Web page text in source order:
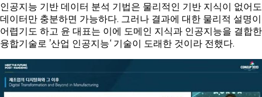
인공지능 기반 데이터 분석 기법은 물리적인 기반 지식이 없어도
데이터만 충분하면 가능하다. 그러나 결과에 대한 물리적 설명이
어렵기도 하고 윤 대표는 이에 도메인 지식과 인공지능을 결합한
융합기술로 ’산업 인공지능‘ 기술이 도래한 것이라 전했다.